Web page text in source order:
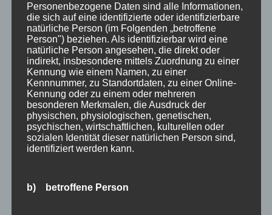
Personenbezogene Daten sind alle Informationen,
die sich auf eine identifizierte oder identifizierbare
natürliche Person (im Folgenden „betroffene
Person") beziehen. Als identifizierbar wird eine
natürliche Person angesehen, die direkt oder
indirekt, insbesondere mittels Zuordnung zu einer
Kennung wie einem Namen, zu einer
Kennnummer, zu Standortdaten, zu einer Online-
Kennung oder zu einem oder mehreren
besonderen Merkmalen, die Ausdruck der
physischen, physiologischen, genetischen,
psychischen, wirtschaftlichen, kulturellen oder
sozialen Identität dieser natürlichen Person sind,
identifiziert werden kann.
b) betroffene Person